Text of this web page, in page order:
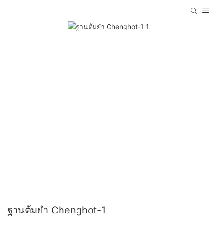
ฐานต้มยำ Chenghot-1